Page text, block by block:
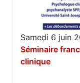
Samedi 6 juin
Séminaire
clinique